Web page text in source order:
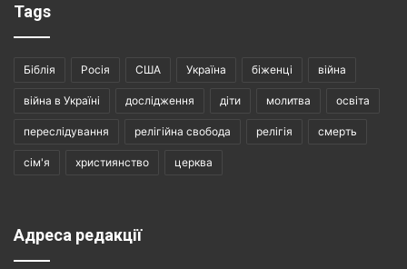
Tags
Біблія Росія США Україна біженці війна
війна в Україні дослідження діти молитва освіта
переслідування релігійна свобода релігія смерть
сім'я християнство церква
Адреса редакції